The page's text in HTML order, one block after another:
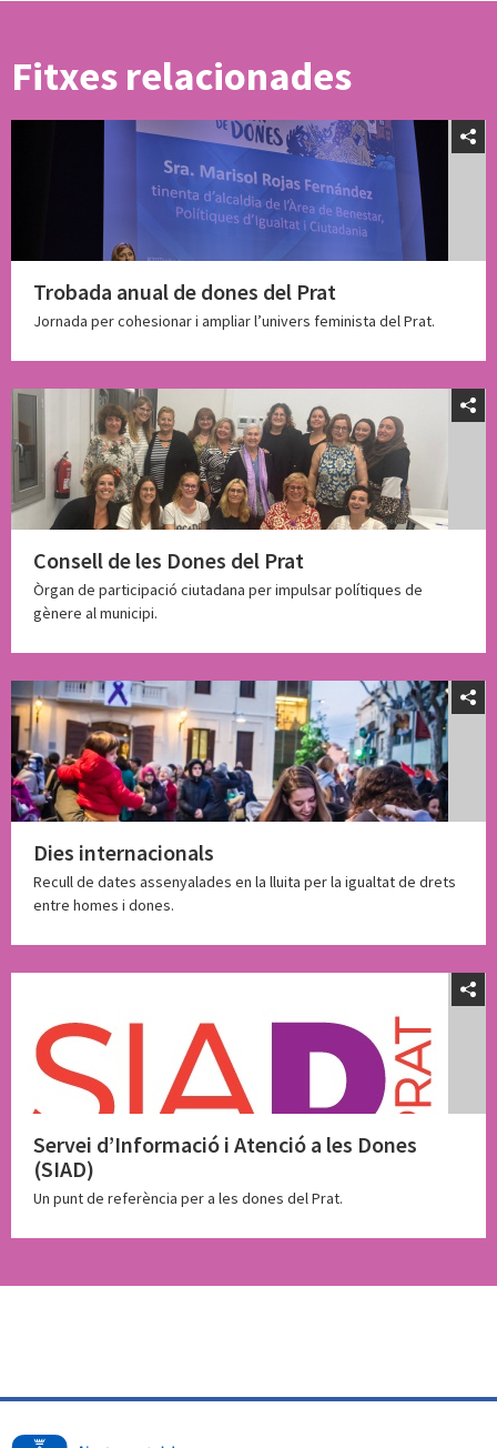
Fitxes relacionades
Trobada anual de dones del Prat
Jornada per cohesionar i ampliar l’univers feminista del Prat.
Consell de les Dones del Prat
Òrgan de participació ciutadana per impulsar polítiques de
gènere al municipi.
Dies internacionals
Recull de dates assenyalades en la lluita per la igualtat de drets
entre homes i dones.
Servei d’Informació i Atenció a les Dones
(SIAD)
Un punt de referència per a les dones del Prat.